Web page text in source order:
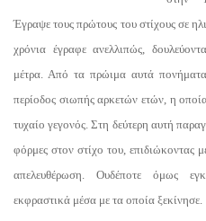
Έγραψε τους πρώτους του στίχους σε
χρόνια έγραφε ανελλιπώς,
μέτρα. Από τα πρώιμα αυτά
περίοδος σιωπής αρκετών ετών, η
τυχαίο γεγονός. Στη δεύτερη αυτή
φόρμες στον στίχο του, επιδιώκοντας
απελευθέρωση. Ουδέποτε όμως
εκφραστικά μέσα με τα οποία ξεκίνησε.